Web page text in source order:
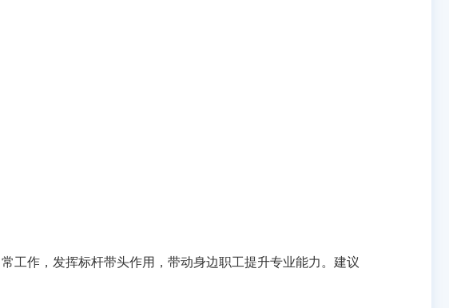
工作，发挥标杆带头作用，带动身边职工提升专业能力。建议